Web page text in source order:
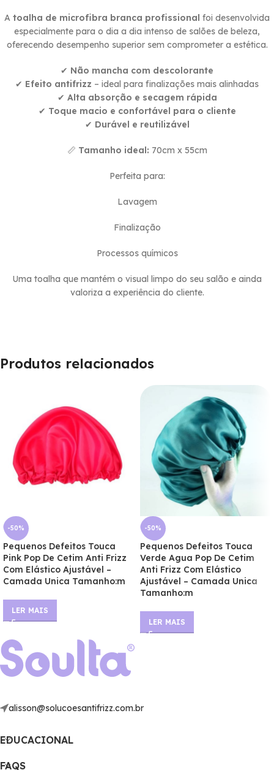
A toalha de microfibra branca profissional foi desenvolvida
especialmente para o dia a dia intenso de salões de beleza,
oferecendo desempenho superior sem comprometer a estética.
✔ Não mancha com descolorante
✔ Efeito antifrizz – ideal para finalizações mais alinhadas
✔ Alta absorção e secagem rápida
✔ Toque macio e confortável para o cliente
✔ Durável e reutilizável
📏 Tamanho ideal: 70cm x 55cm
Perfeita para:
Lavagem
Finalização
Processos químicos
Uma toalha que mantém o visual limpo do seu salão e ainda
valoriza a experiência do cliente.
Produtos relacionados
-50%
Pequenos Defeitos Touca
Pink Pop De Cetim Anti Frizz
Com Elástico Ajustável –
Camada Unica Tamanho:m
LER MAIS
-50%
Pequenos Defeitos Touca
Verde Agua Pop De Cetim
Anti Frizz Com Elástico
Ajustável – Camada Unica
Tamanho:m
LER MAIS
alisson@solucoesantifrizz.com.br
EDUCACIONAL
FAQS